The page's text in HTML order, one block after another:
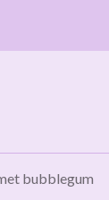
bubblegum